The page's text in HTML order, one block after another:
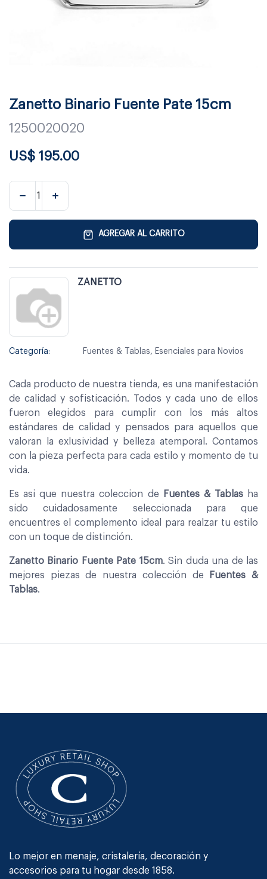
Zanetto Binario Fuente Pate 15cm
1250020020
US$ 195.00
AGREGAR AL CARRITO
ZANETTO
Categoría: Fuentes & Tablas, Esenciales para Novios
Cada producto de nuestra tienda, es una manifestación
de calidad y sofisticación. Todos y cada uno de ellos
fueron elegidos para cumplir con los más altos
estándares de calidad y pensados para aquellos que
valoran la exlusividad y belleza atemporal. Contamos
con la pieza perfecta para cada estilo y momento de tu
vida.
Es asi que nuestra coleccion de Fuentes & Tablasha
sido cuidadosamente seleccionada para que
encuentres el complemento ideal para realzar tu estilo
con un toque de distinción.
Zanetto Binario Fuente Pate 15cm. Sin duda una de las
mejores piezas de nuestra colección de
Fuentes &
Tablas.
Lo mejor en menaje, cristalería, decoración y
accesorios para tu hogar desde 1858.